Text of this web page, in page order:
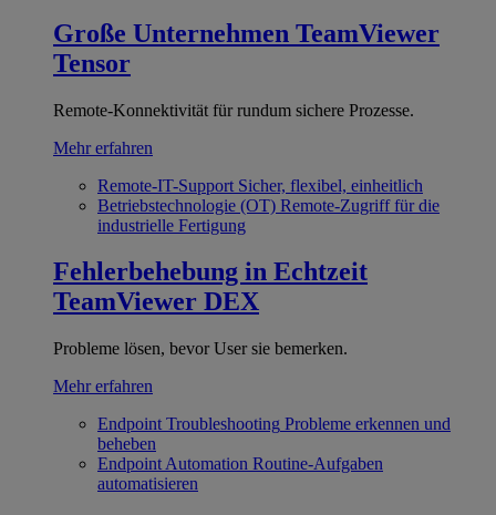
Große Unternehmen TeamViewer
Tensor
Remote-Konnektivität für rundum sichere Prozesse.
Mehr erfahren
Remote-IT-Support Sicher, flexibel, einheitlich
Betriebstechnologie (OT) Remote-Zugriff für die
industrielle Fertigung
Fehlerbehebung in Echtzeit
TeamViewer DEX
Probleme lösen, bevor User sie bemerken.
Mehr erfahren
Endpoint Troubleshooting Probleme erkennen und
beheben
Endpoint Automation Routine-Aufgaben
automatisieren